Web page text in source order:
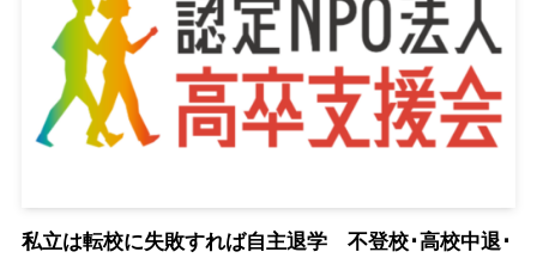
私立は転校に失敗すれば自主退学 不登校･高校中退･